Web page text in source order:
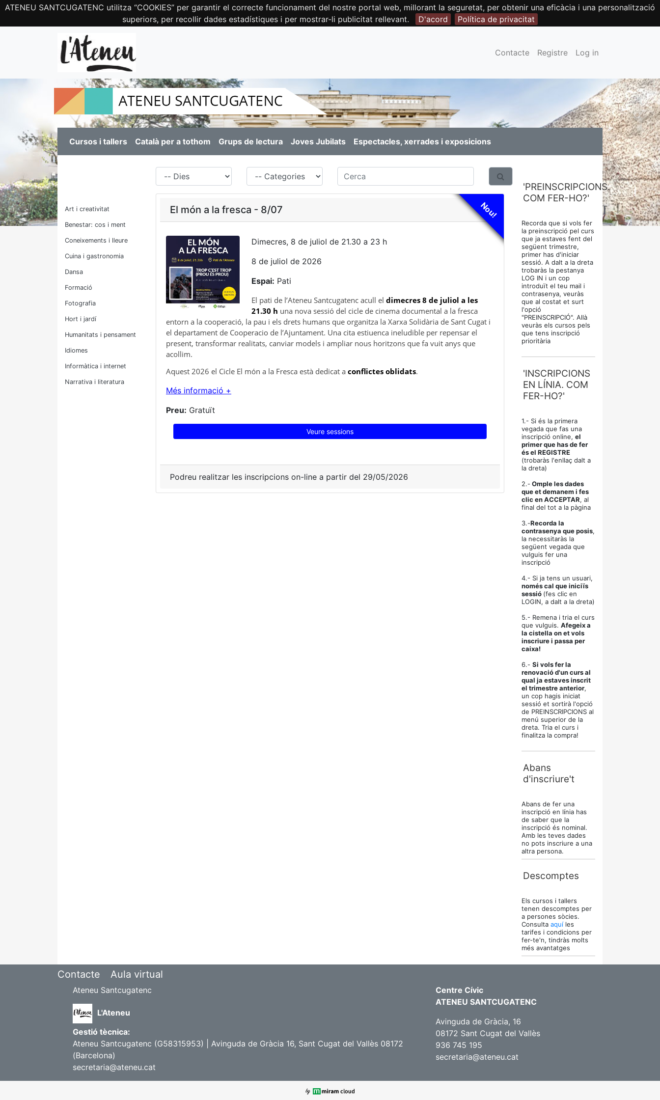
ATENEU SANTCUGATENC utilitza “COOKIES” per garantir el correcte funcionament del nostre portal web, millorant la seguretat, per obtenir una eficàcia i una personalització
superiors, per recollir dades estadístiques i per mostrar-li publicitat rellevant.
D'acord Política de privacitat
Contacte Registre Log in
Cursos i tallers Català per a tothom Grups de lectura Joves Jubilats Espectacles, xerrades i exposicions
Art i creativitat
Benestar: cos i ment
Coneixements i lleure
Cuina i gastronomia
Dansa
Formació
Fotografia
Hort i jardí
Humanitats i pensament
Idiomes
Informàtica i internet
Narrativa i literatura
Cerca
Nou!
El món a la fresca - 8/07
Dimecres, 8 de juliol de 21.30 a 23 h
8 de juliol de 2026
Espai: Pati
El pati de l’Ateneu Santcugatenc acull el dimecres 8 de juliol a les
21.30 h una nova sessió del cicle de cinema documental a la fresca
entorn a la cooperació, la pau i els drets humans que organitza la Xarxa Solidària de Sant Cugat i
el departament de Cooperacio de l’Ajuntament. Una cita estiuenca ineludible per repensar el
present, transformar realitats, canviar models i ampliar nous horitzons que fa vuit anys que
acollim.
Aquest 2026 el Cicle El món a la Fresca està dedicat a conflictes oblidats.
Més informació +
Preu: Gratuït
Veure sessions
Podreu realitzar les inscripcions on-line a partir del 29/05/2026
'PREINSCRIPCIONS.
COM FER-HO?'
Recorda que si vols fer
la preinscripció pel curs
que ja estaves fent del
següent trimestre,
primer has d'iniciar
sessió. A dalt a la dreta
trobaràs la pestanya
LOG IN i un cop
introduït el teu mail i
contrasenya, veuràs
que al costat et surt
l'opció
"PREINSCRIPCIÓ". Allà
veuràs els cursos pels
que tens inscripció
prioritària
'INSCRIPCIONS
EN LÍNIA. COM
FER-HO?'
1.- Si és la primera
vegada que fas una
inscripció online, el
primer que has de fer
és el REGISTRE
(trobaràs l'enllaç dalt a
la dreta)
2.- Omple les dades
que et demanem i fes
clic en ACCEPTAR, al
final del tot a la pàgina
3.-Recorda la
contrasenya que posis,
la necessitaràs la
següent vegada que
vulguis fer una
inscripció
4.- Si ja tens un usuari,
només cal que iniciïs
sessió (fes clic en
LOGIN, a dalt a la dreta)
5.- Remena i tria el curs
que vulguis. Afegeix a
la cistella on et vols
inscriure i passa per
caixa!
6.- Si vols fer la
renovació d'un curs al
qual ja estaves inscrit
el trimestre anterior,
un cop hagis iniciat
sessió et sortirà l'opció
de PREINSCRIPCIONS al
menú superior de la
dreta. Tria el curs i
finalitza la compra!
Abans
d'inscriure't
Abans de fer una
inscripció en línia has
de saber que la
inscripció és nominal.
Amb les teves dades
no pots inscriure a una
altra persona.
Descomptes
Els cursos i tallers
tenen descomptes per
a persones sòcies.
Consulta aquí les
tarifes i condicions per
fer-te'n, tindràs molts
més avantatges
Contacte Aula virtual
Ateneu Santcugatenc
L'Ateneu
Gestió tècnica:
Ateneu Santcugatenc (G58315953) | Avinguda de Gràcia 16, Sant Cugat del Vallès 08172
(Barcelona)
secretaria@ateneu.cat
Centre Cívic
ATENEU SANTCUGATENC
Avinguda de Gràcia, 16
08172 Sant Cugat del Vallès
936 745 195
secretaria@ateneu.cat